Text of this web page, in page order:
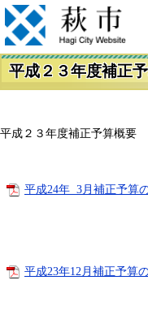
平成２３年度補正
平成２３年度補正予算概要
平成24年 3月補正予算
平成23年12月補正予算